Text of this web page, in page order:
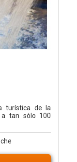
turística de la
a tan sólo 100